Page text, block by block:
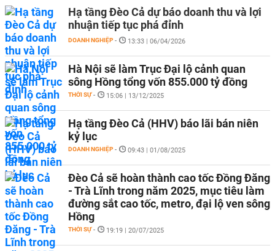
Hạ tầng Đèo Cả dự báo doanh thu và lợi
nhuận tiếp tục phá đỉnh
DOANH NGHIỆP - 13:33 | 06/04/2026
Hà Nội sẽ làm Trục Đại lộ cảnh quan
sông Hồng tổng vốn 855.000 tỷ đồng
THỜI SỰ - 15:06 | 13/12/2025
Hạ tầng Đèo Cả (HHV) báo lãi bán niên
kỷ lục
DOANH NGHIỆP - 09:43 | 01/08/2025
Đèo Cả sẽ hoàn thành cao tốc Đồng Đăng
- Trà Lĩnh trong năm 2025, mục tiêu làm
đường sắt cao tốc, metro, đại lộ ven sông
Hồng
THỜI SỰ - 19:19 | 20/07/2025